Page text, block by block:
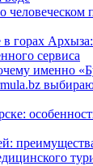
человеческом
горах
сервиса
именно